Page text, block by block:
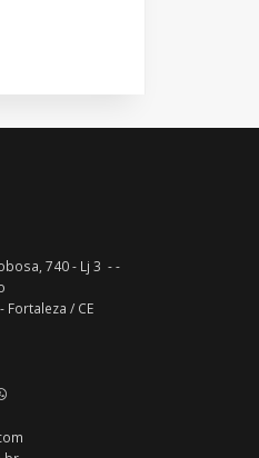
740 - Lj 3 - -
Fortaleza / CE